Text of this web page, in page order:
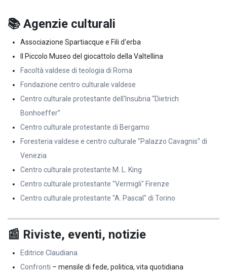
📚 Agenzie culturali
Associazione Spartiacque e Fili d'erba
Il Piccolo Museo del giocattolo della Valtellina
Facoltà valdese di teologia di Roma
Fondazione centro culturale valdese
Centro culturale protestante dell'Insubria “Dietrich
Bonhoeffer”
Centro culturale protestante di Bergamo
Foresteria valdese e centro culturale "Palazzo Cavagnis" di
Venezia
Centro culturale protestante M. L. King
Centro culturale protestante "Vermigli" Firenze
Centro culturale protestante "A. Pascal" di Torino
📰 Riviste, eventi, notizie
Editrice Claudiana
Confronti – mensile di fede, politica, vita quotidiana